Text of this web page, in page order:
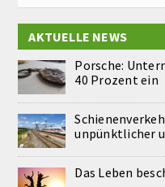
AKTUELLE NEWS
Porsche:
40 Prozent ein
unpünktlicher
Das Leben